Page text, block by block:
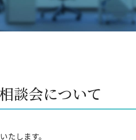
談会について
たします。